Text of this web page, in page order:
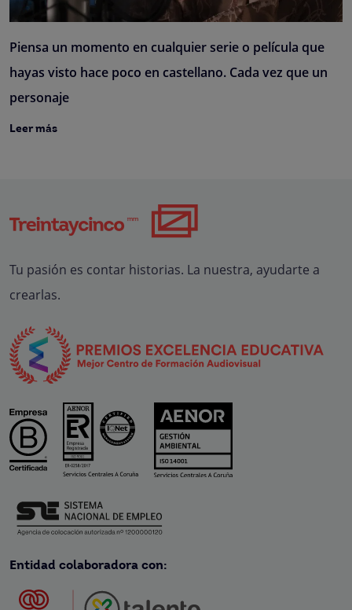
Piensa un momento en cualquier serie o película que
hayas visto hace poco en castellano. Cada vez que un
personaje
Leer más
Tu pasión es contar historias. La nuestra, ayudarte a
crearlas.
Entidad colaboradora con: